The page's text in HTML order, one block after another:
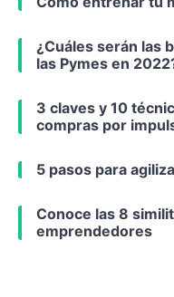
¿Cuáles serán las
las Pymes en
3 claves y 10
compras por
5 pasos para
Conoce las 8
emprendedores